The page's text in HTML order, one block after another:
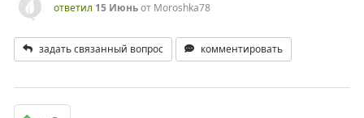
ответил 15 Июньот Moroshka78
задать связанный вопрос комментировать